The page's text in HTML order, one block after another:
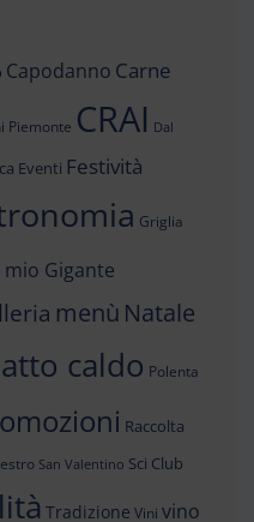
Capodanno Carne
Piemonte CRAI Dal
Eventi Festività
Griglia
mio Gigante
menù Natale
caldo Polenta
Raccolta
San Valentino Sci Club
Tradizione Vini vino